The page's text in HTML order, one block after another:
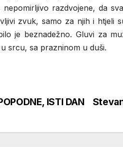
nepomirljivo razdvojene, da
zvuk, samo za njih i htjeli
je beznadežno. Gluvi za
srcu, sa prazninom u duši.
ISTI DAN